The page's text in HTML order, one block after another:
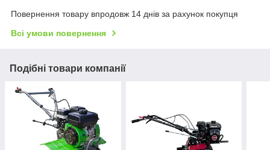
Повернення товару впродовж 14 днів за рахунок покупця
Всі умови повернення
Подібні товари компанії